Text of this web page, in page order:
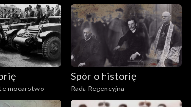
mocarstwo
Spór o historię
Rada Regencyjna